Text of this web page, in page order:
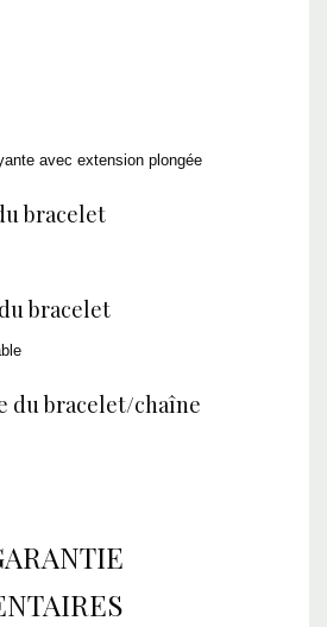
avec extension plongée
bracelet
bracelet
du bracelet/chaîne